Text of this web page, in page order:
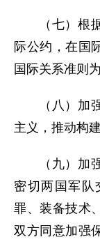
（七）根
际公约，在国
国际关系准则
（八）加
主义，推动构
（九）加
密切两国军队
罪、装备技术
双方同意加强